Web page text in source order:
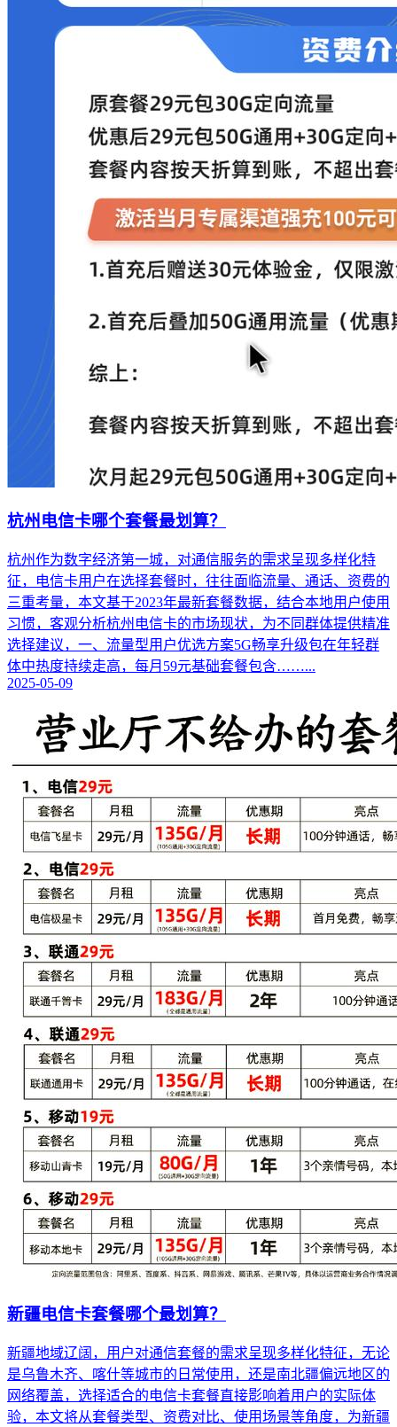
杭州电信卡哪个套餐最划算？
杭州作为数字经济第一城，对通信服务的需求呈现多样化特
征，电信卡用户在选择套餐时，往往面临流量、通话、资费的
三重考量，本文基于2023年最新套餐数据，结合本地用户使用
习惯，客观分析杭州电信卡的市场现状，为不同群体提供精准
选择建议，一、流量型用户优选方案5G畅享升级包在年轻群
体中热度持续走高，每月59元基础套餐包含……...
2025-05-09
新疆电信卡套餐哪个最划算？
新疆地域辽阔，用户对通信套餐的需求呈现多样化特征，无论
是乌鲁木齐、喀什等城市的日常使用，还是南北疆偏远地区的
网络覆盖，选择适合的电信卡套餐直接影响着用户的实际体
验，本文将从套餐类型、资费对比、使用场景等角度，为新疆